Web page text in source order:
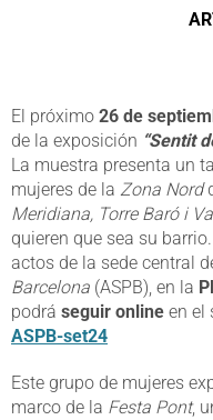
El próximo 26 de
de la exposición “Sentit
La muestra presenta un
mujeres de la Zona Nord
Meridiana, Torre Baró i
quieren que sea su
actos de la sede central
Barcelona (ASPB), en la
podrá seguir online en el
ASPB-set24
Este grupo de mujeres
marco de la Festa Pont,